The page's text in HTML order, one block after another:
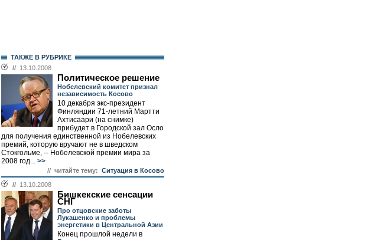
ТАКЖЕ В РУБРИКЕ
// 13.10.2008
Политическое решение
Нобелевский комитет признал
независимость Косово
10 декабря экс-президент
Финляндии 71-летний Мартти
Ахтисаари (на снимке)
прибудет в Городской зал Осло
для получения единственной из Нобелевских
премий, которую вручают не в шведском
Стокгольме, -- Нобелевской премии мира за
2008 год... >>
// читайте тему: Ситуация в Косово
// 13.10.2008
Бишкекские сенсации
СНГ
Про отцовские заботы
Лукашенко и проблемы
энергетики в Центральной Азии
Конец прошлой недели в